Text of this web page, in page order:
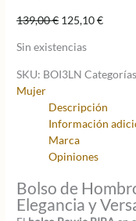
139,00€ El
original
era:
125,10€El
Sin existencias
SKU: BOI3LN
Mujer
Descripción
Información
Marca
Opiniones
Bolso de
Elegancia y